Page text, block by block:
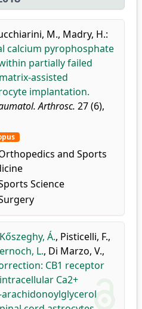
M., Madry, H.:
calcium pyrophosphate
partially failed
assisted
implantation.
Arthrosc. 27 (6),
and Sports
Science
Kőszeghy, Á., Pisticelli, F.,
L., Di Marzo, V.,
CB1 receptor
Ca2+